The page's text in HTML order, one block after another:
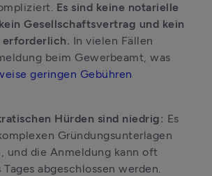
Es sind keine notarielle
Gesellschaftsvertrag und kein
erforderlich. In vielen Fällen
geringen Gebühren
Hürden sind niedrig: Es
Gründungsunterlagen
und die Anmeldung kann oft
abgeschlossen werden.